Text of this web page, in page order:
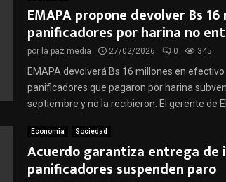
EMAPA propone devolver Bs
panificadores por harina no
por la paz media 27/02/2026 0 345
EMAPA devolverá Bs 16 millones en
panificadores que pagaron por harina
septiembre y no la recibieron. El gerente de
Economia Sociedad
Acuerdo garantiza entrega de
panificadores suspenden paro